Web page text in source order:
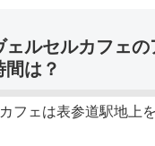
ェルセルカフェの
間は？
フェは表参道駅地上